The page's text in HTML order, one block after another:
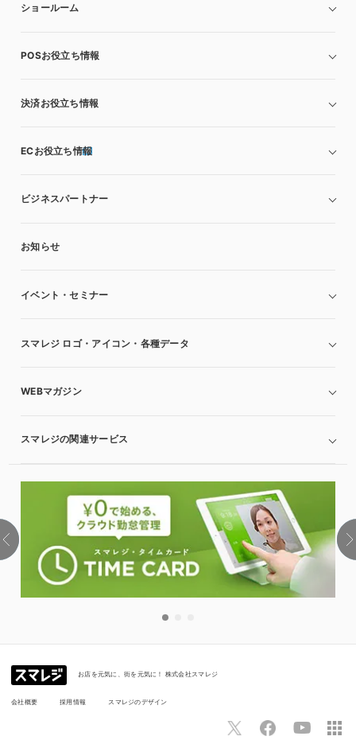
ショールーム
POSお役立ち情報
決済お役立ち情報
ECお役立ち情報
ビジネスパートナー
お知らせ
イベント・セミナー
スマレジ ロゴ・アイコン・各種データ
WEBマガジン
スマレジの関連サービス
お店を元気に、街を元気に！ 株式会社スマレジ
会社概要 採用情報 スマレジのデザイン